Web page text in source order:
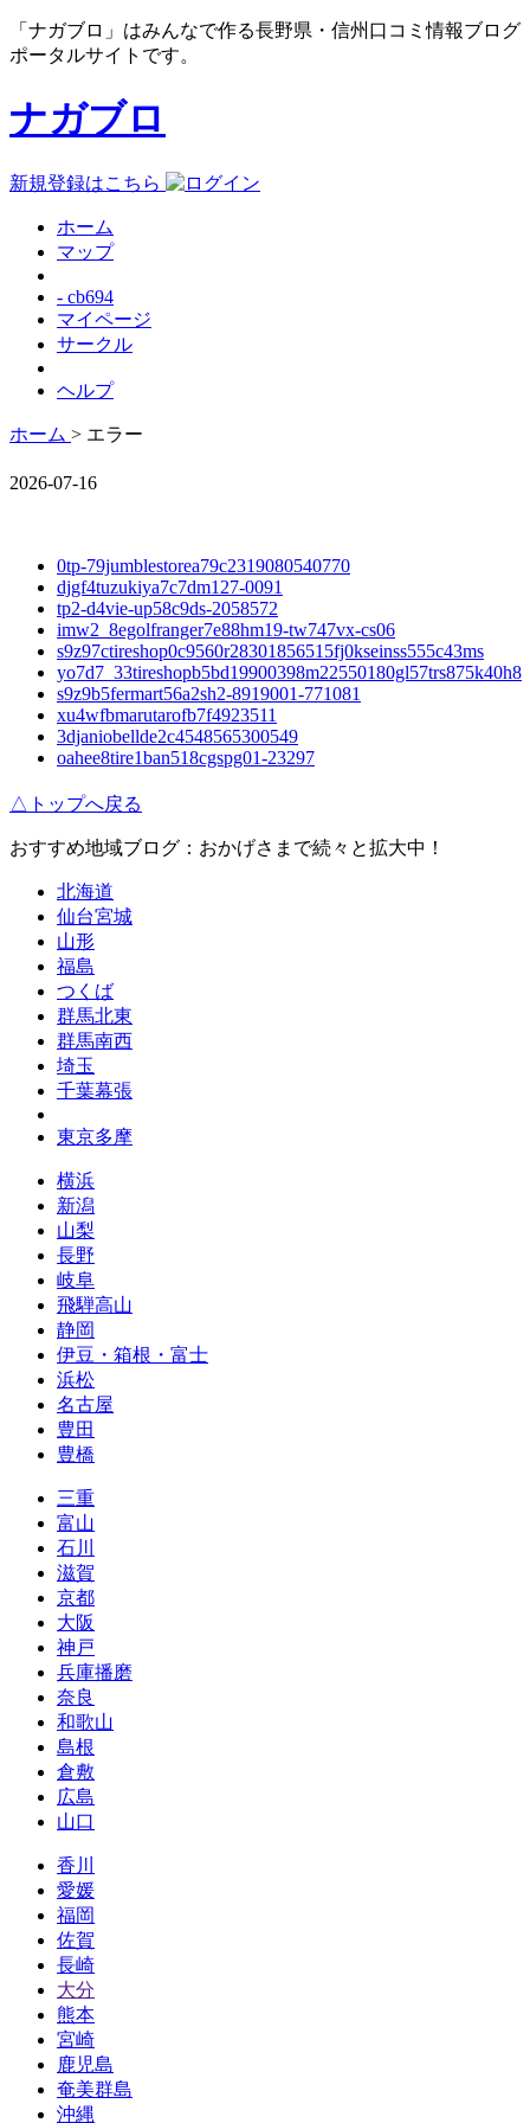
「ナガブロ」はみんなで作る長野県・信州口コミ情報ブログ
ポータルサイトです。
ナガブロ
新規登録はこちら
ホーム
マップ
- cb694
マイページ
サークル
ヘルプ
ホーム > エラー
2026-07-16
0tp-79jumblestorea79c2319080540770
djgf4tuzukiya7c7dm127-0091
tp2-d4vie-up58c9ds-2058572
imw2_8egolfranger7e88hm19-tw747vx-cs06
s9z97ctireshop0c9560r28301856515fj0kseinss555c43ms
yo7d7_33tireshopb5bd19900398m22550180gl57trs875k40h8
s9z9b5fermart56a2sh2-8919001-771081
xu4wfbmarutarofb7f4923511
3djaniobellde2c4548565300549
oahee8tire1ban518cgspg01-23297
△トップへ戻る
おすすめ地域ブログ：おかげさまで続々と拡大中！
北海道
仙台宮城
山形
福島
つくば
群馬北東
群馬南西
埼玉
千葉幕張
東京多摩
横浜
新潟
山梨
長野
岐阜
飛騨高山
静岡
伊豆・箱根・富士
浜松
名古屋
豊田
豊橋
三重
富山
石川
滋賀
京都
大阪
神戸
兵庫播磨
奈良
和歌山
島根
倉敷
広島
山口
香川
愛媛
福岡
佐賀
長崎
大分
熊本
宮崎
鹿児島
奄美群島
沖縄